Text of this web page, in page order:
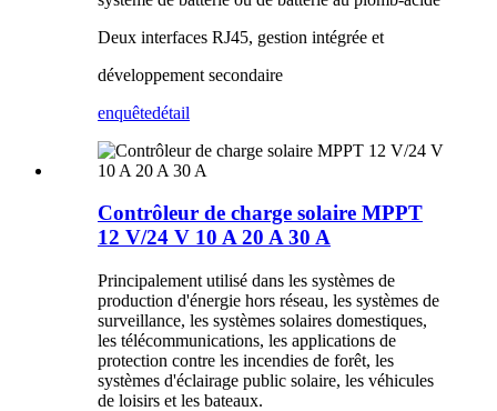
Deux interfaces RJ45, gestion intégrée et
développement secondaire
enquêtedétail
Contrôleur de charge solaire MPPT
12 V/24 V 10 A 20 A 30 A
Principalement utilisé dans les systèmes de
production d'énergie hors réseau, les systèmes de
surveillance, les systèmes solaires domestiques,
les télécommunications, les applications de
protection contre les incendies de forêt, les
systèmes d'éclairage public solaire, les véhicules
de loisirs et les bateaux.